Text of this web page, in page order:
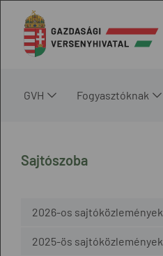
GVH Fogyasztóknak
Sajtószoba
2026-os sajtóközlemények
2025-ös sajtóközlemények